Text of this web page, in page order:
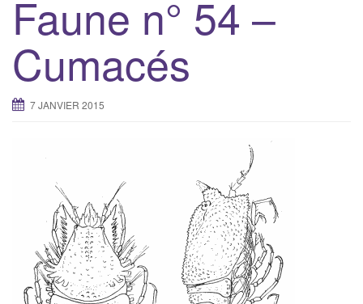
Faune n° 54 –
Cumacés
7 JANVIER 2015